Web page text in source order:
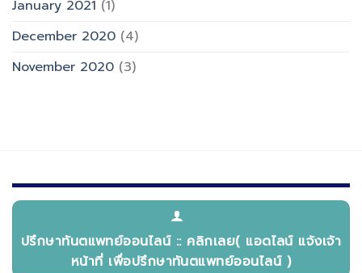
January 2021 (1)
December 2020 (4)
November 2020 (3)
ปรึกษาทันตแพทย์ออนไลน์ :: คลิกเลย( แอดไลน์ แจ้งเจ้า
หน้าที่ เพื่อปรึกษาทันตแพทย์ออนไลน์ )